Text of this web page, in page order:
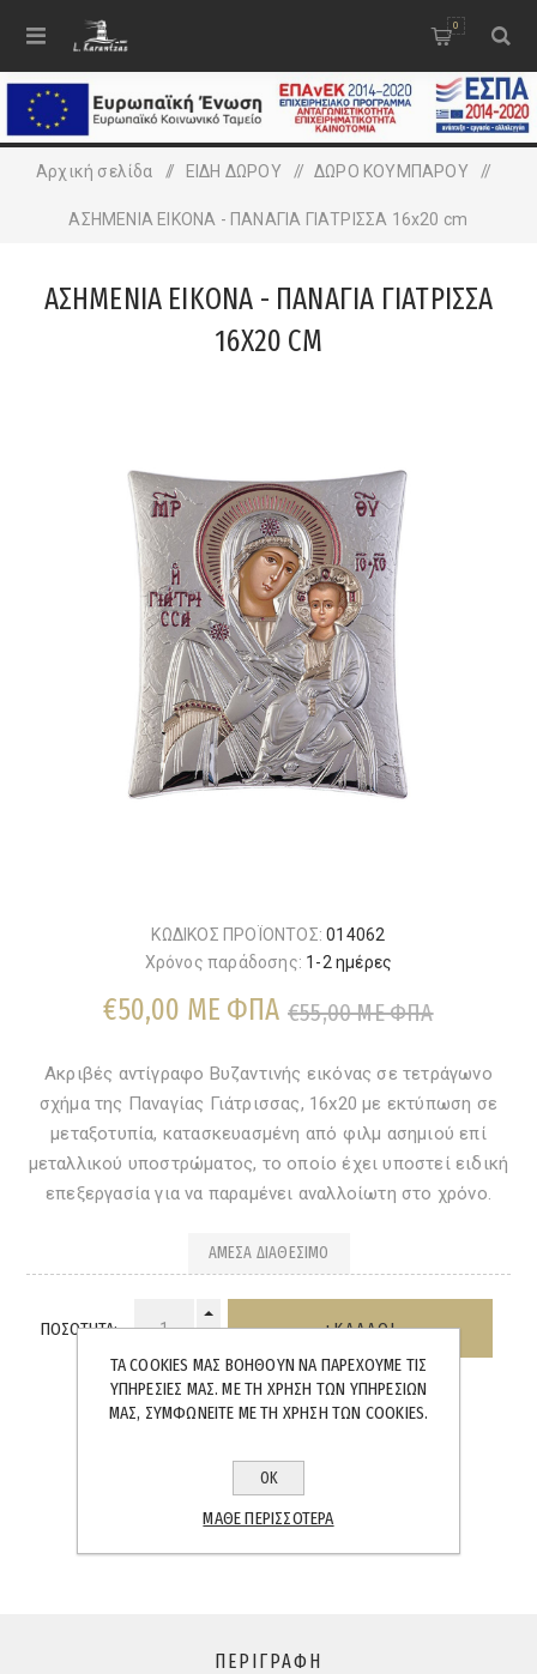
0
Αρχική σελίδα / ΕΙΔΗ ΔΩΡΟΥ / ΔΩΡΟ ΚΟΥΜΠΑΡΟΥ /
ΑΣΗΜΕΝΙΑ ΕΙΚΟΝΑ - ΠΑΝΑΓΙΑ ΓΙΑΤΡΙΣΣΑ 16x20 cm
ΑΣΗΜΕΝΙΑ ΕΙΚΟΝΑ - ΠΑΝΑΓΙΑ ΓΙΑΤΡΙΣΣΑ
16X20 CM
ΚΩΔΙΚΟΣ ΠΡΟΪΟΝΤΟΣ: 014062
Χρόνος παράδοσης: 1-2 ημέρες
€50,00 ΜΕ ΦΠΑ €55,00 ΜΕ ΦΠΑ
Ακριβές αντίγραφο Βυζαντινής εικόνας σε τετράγωνο
σχήμα της Παναγίας Γιάτρισσας, 16x20 με εκτύπωση σε
μεταξοτυπία, κατασκευασμένη από φιλμ ασημιού επί
μεταλλικού υποστρώματος, το οποίο έχει υποστεί ειδική
επεξεργασία για να παραμένει αναλλοίωτη στο χρόνο.
ΆΜΕΣΑ ΔΙΑΘΈΣΙΜΟ
ΠΟΣΌΤΗΤΑ:
ΠΕΡΙΓΡΑΦΉ
ΤΑ COOKIES ΜΑΣ ΒΟΗΘΟΎΝ ΝΑ ΠΑΡΈΧΟΥΜΕ ΤΙΣ
ΥΠΗΡΕΣΊΕΣ ΜΑΣ. ΜΕ ΤΗ ΧΡΉΣΗ ΤΩΝ ΥΠΗΡΕΣΙΏΝ
ΜΑΣ, ΣΥΜΦΩΝΕΊΤΕ ΜΕ ΤΗ ΧΡΉΣΗ ΤΩΝ COOKIES.
ΟΚ
ΜΆΘΕ ΠΕΡΙΣΣΌΤΕΡΑ